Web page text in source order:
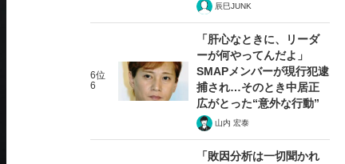
辰巳JUNK
6位
6
「肝心なときに、リーダ
ーが何やってんだよ」
SMAPメンバーが現行犯逮
捕され…そのとき中居正
広がとった“意外な行動”
山内 宏泰
「敗因分析は一切聞かれ